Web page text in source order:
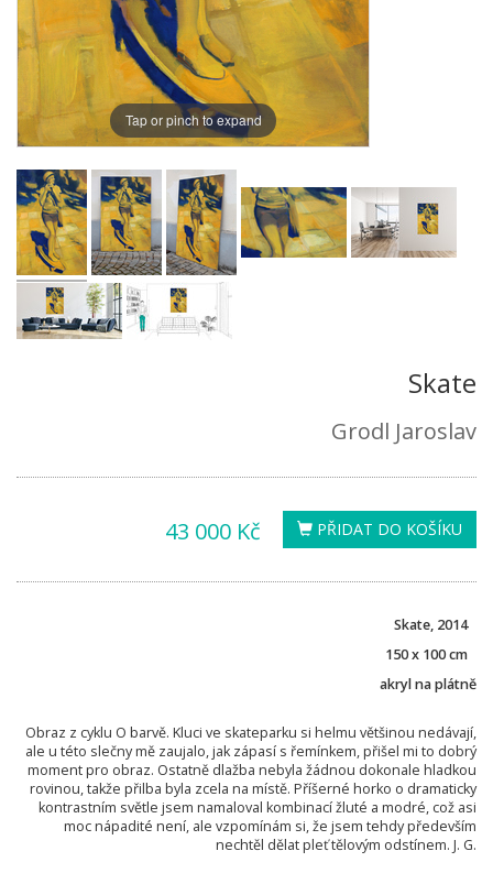
Tap or pinch to expand
Skate
Grodl Jaroslav
PŘIDAT DO KOŠÍKU
43 000 Kč
Skate, 2014
150 x 100 cm
akryl na plátně
Obraz z cyklu O barvě. Kluci ve skateparku si helmu většinou nedávají,
ale u této slečny mě zaujalo, jak zápasí s řemínkem, přišel mi to dobrý
moment pro obraz. Ostatně dlažba nebyla žádnou dokonale hladkou
rovinou, takže přilba byla zcela na místě. Příšerné horko o dramaticky
kontrastním světle jsem namaloval kombinací žluté a modré, což asi
moc nápadité není, ale vzpomínám si, že jsem tehdy především
nechtěl dělat pleť tělovým odstínem. J. G.